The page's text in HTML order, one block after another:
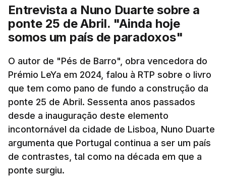
Entrevista a Nuno Duarte sobre a
ponte 25 de Abril. "Ainda hoje
somos um país de paradoxos"
O autor de "Pés de Barro", obra vencedora do
Prémio LeYa em 2024, falou à RTP sobre o livro
que tem como pano de fundo a construção da
ponte 25 de Abril. Sessenta anos passados
desde a inauguração deste elemento
incontornável da cidade de Lisboa, Nuno Duarte
argumenta que Portugal continua a ser um país
de contrastes, tal como na década em que a
ponte surgiu.